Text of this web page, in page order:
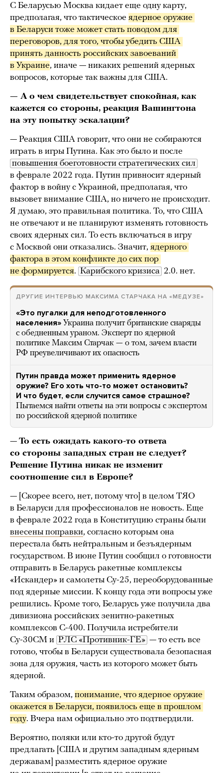
С Беларусью Москва кидает еще одну карту,
предполагая, что тактическое ядерное оружие
в Беларуси тоже может стать поводом для
переговоров, для того, чтобы убедить США
принять данность российских завоеваний
в Украине, иначе — никаких решений ядерных
вопросов, которые так важны для США.
— А о чем свидетельствует спокойная, как
кажется со стороны, реакция Вашингтона
на эту попытку эскалации?
— Реакция США говорит, что они не собираются
играть в игры Путина. Как это было и после
повышения боеготовности стратегических сил
в феврале 2022 года. Путин привносит ядерный
фактор в войну с Украиной, предполагая, что
вызовет внимание США, но ничего не происходит.
Я думаю, это правильная политика. То, что США
не отвечают и не планируют изменять готовность
своих ядерных сил. То есть включаться в игру
с Москвой они отказались. Значит, ядерного
фактора в этом конфликте до сих пор
не формируется. Карибского кризиса 2.0. нет.
ДРУГИЕ ИНТЕРВЬЮ МАКСИМА СТАРЧАКА НА «МЕДУЗЕ»
«Это пугалки для неподготовленного
населения» Украина получит британские снаряды
с обедненным ураном. Эксперт по ядерной
политике Максим Старчак — о том, зачем власти
РФ преувеличивают их опасность
Путин правда может применить ядерное
оружие? Его хоть что-то может остановить?
И что будет, если случится самое страшное?
Пытаемся найти ответы на эти вопросы с экспертом
по российской ядерной политике
— То есть ожидать какого-то ответа
со стороны западных стран не следует?
Решение Путина никак не изменит
соотношение сил в Европе?
— [Скорее всего, нет, потому что] в целом ТЯО
в Беларуси для профессионалов не новость. Еще
в феврале 2022 года в Конституцию страны были
внесены поправки, согласно которым она
перестала быть нейтральным и безъядерным
государством. В июне Путин сообщил о готовности
отправить в Беларусь ракетные комплексы
«Искандер» и самолеты Су-25, переоборудованные
под ядерные миссии. К концу года эти вопросы уже
решились. Кроме того, Беларусь уже получила два
дивизиона российских зенитно-ракетных
комплексов С-400. Получила истребители
Су-30СМ и РЛС «Противник-ГЕ» — то есть все
готово, чтобы в Беларуси существовала безопасная
зона для оружия, часть из которого может быть
ядерной.
Таким образом, понимание, что ядерное оружие
окажется в Беларуси, появилось еще в прошлом
году. Вчера нам официально это подтвердили.
Вероятно, поляки или кто-то другой будут
предлагать [США и другим западным ядерным
державам] разместить ядерное оружие